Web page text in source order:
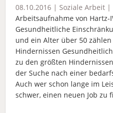
08.10.2016 | Soziale Arbeit |
Arbeitsaufnahme von Hartz-
Gesundheitliche
und ein Alter über 50
Hindernissen
zu den größten
der Suche nach einer
Auch wer schon lange im
schwer, einen neuen Job zu